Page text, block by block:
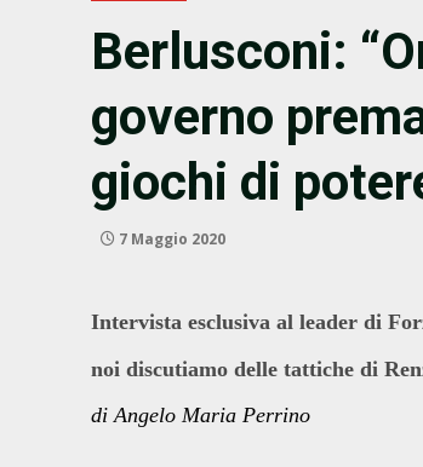
Berlusconi:
governo
giochi di
7 Maggio 2020
Intervista esclusiva al leader di
noi discutiamo delle tattiche di
di Angelo Maria Perrino